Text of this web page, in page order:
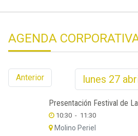
AGENDA
Anterior lunes 27
Presentación Festival de
10:30 - 11:30
Molino Periel